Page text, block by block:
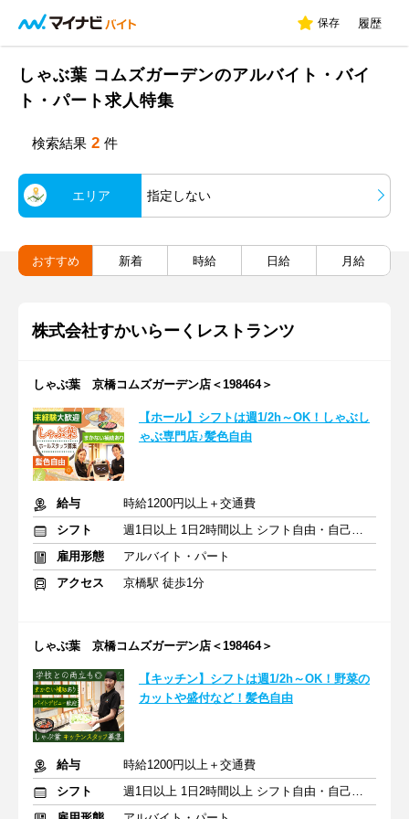
保存 履歴
しゃぶ葉 コムズガーデンのアルバイト・バイ
ト・パート求人特集
検索結果 2 件
エリア 指定しない
おすすめ 新着 時給 日給 月給
株式会社すかいらーくレストランツ
しゃぶ葉 京橋コムズガーデン店＜198464＞
【ホール】シフトは週1/2h～OK！しゃぶし
ゃぶ専門店♪髪色自由
給与
時給1200円以上＋交通費
シフト
週1日以上 1日2時間以上 シフト自由・自己申告
雇用形態
アルバイト・パート
アクセス
京橋駅 徒歩1分
しゃぶ葉 京橋コムズガーデン店＜198464＞
【キッチン】シフトは週1/2h～OK！野菜の
カットや盛付など！髪色自由
給与
時給1200円以上＋交通費
シフト
週1日以上 1日2時間以上 シフト自由・自己申告